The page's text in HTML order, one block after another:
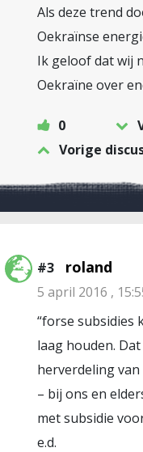
Als deze trend
Oekraïnse
Ik geloof dat wij
Oekraïne over
0
Vorige
#3 roland
5 april 2016 ,
“forse subsidies
laag houden.
herverdeling
– bij ons en
met subsidie
e.d.